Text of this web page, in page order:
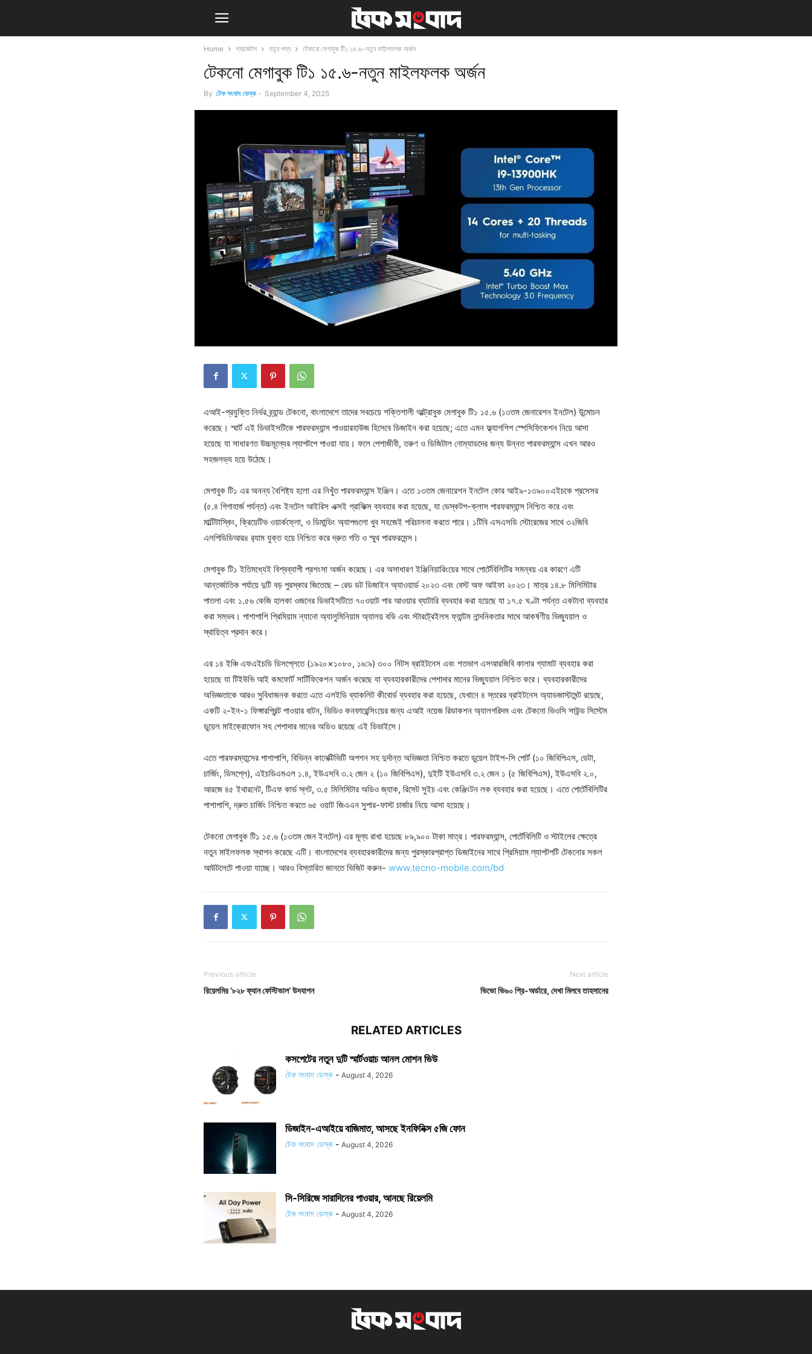
Home গ্যাজেটস নতুন পন্য টেকনো মেগাবুক টি১ ১৫.৬-নতুন মাইলফলক অর্জন
টেকনো মেগাবুক টি১ ১৫.৬-নতুন মাইলফলক অর্জন
By টেক সংবাদ ডেস্ক - September 4, 2025
এআই-প্রযুক্তি নির্ভর ব্র্যান্ড টেকনো, বাংলাদেশে তাদের সবচেয়ে শক্তিশালী আল্ট্রাবুক মেগাবুক টি১ ১৫.৬ (১৩তম জেনারেশন ইনটেল) উন্মোচন
করেছে। স্মার্ট এই ডিভাইসটিকে পারফরম্যান্স পাওয়ারহাউজ হিসেবে ডিজাইন করা হয়েছে; এতে এমন ফ্ল্যাগশিপ স্পেসিফিকেশন নিয়ে আসা
হয়েছে যা সাধারণত উচ্চমূল্যের ল্যাপটপে পাওয়া যায়। ফলে পেশাজীবী, তরুণ ও ডিজিটাল নোম্যাডদের জন্য উন্নত পারফরম্যান্স এখন আরও
সহজলভ্য হয়ে উঠেছে।
মেগাবুক টি১ এর অনন্য বৈশিষ্ট্য হলো এর নিখুঁত পারফরম্যান্স ইঞ্জিন। এতে ১৩তম জেনারেশন ইনটেল কোর আই৯-১৩৯০০এইচকে প্রসেসর
(৫.৪ গিগাহার্জ পর্যন্ত) এবং ইনটেল আইরিস এক্সই গ্রাফিক্স ব্যবহার করা হয়েছে, যা ডেস্কটপ-ক্লাস পারফরম্যান্স নিশ্চিত করে এবং
মাল্টিটাস্কিং, ক্রিয়েটিভ ওয়ার্কফ্লো, ও ডিমান্ডিং অ্যাপগুলো খুব সহজেই পরিচালনা করতে পারে। ১টিবি এসএসডি স্টোরেজের সাথে ৩২জিবি
এলপিডিডিআর৪ র‍্যাম যুক্ত হয়ে নিশ্চিত করে দ্রুত গতি ও স্মুথ পারফরমেন্স।
মেগাবুক টি১ ইতিমধ্যেই বিশ্বব্যাপী প্রশংসা অর্জন করেছে। এর অসাধারণ ইঞ্জিনিয়ারিংয়ের সাথে পোর্টেবিলিটির সমন্বয় এর কারণে এটি
আন্তর্জাতিক পর্যায়ে দুটি বড় পুরস্কার জিতেছে – রেড ডট ডিজাইন অ্যাওয়ার্ড ২০২৩ এবং বেস্ট অফ আইফা ২০২৩। মাত্র ১৪.৮ মিলিমিটার
পাতলা এবং ১.৫৬ কেজি হালকা ওজনের ডিভাইসটিতে ৭০ওয়াট পার আওয়ার ব্যাটারি ব্যবহার করা হয়েছে যা ১৭.৫ ঘণ্টা পর্যন্ত একটানা ব্যবহার
করা সম্ভব। পাশাপাশি প্রিমিয়াম ন্যানো অ্যালুমিনিয়াম অ্যালয় বডি এবং স্টারট্রেইলস ফ্যান্টম নান্দনিকতার সাথে আকর্ষণীয় ভিজ্যুয়াল ও
স্থায়িত্ব প্রদান করে।
এর ১৪ ইঞ্চি এফএইচডি ডিসপ্লেতে (১৯২০×১০৮০, ১৬:৯) ৩০০ নিটস ব্রাইটনেস এবং শতভাগ এসআরজিবি কালার গ্যামাট ব্যবহার করা
হয়েছে যা টিইউভি আই কমফোর্ট সার্টিফিকেশন অর্জন করেছে যা ব্যবহারকারীদের পেশাদার মানের ভিজ্যুয়াল নিশ্চিত করে। ব্যবহারকারীদের
অভিজ্ঞতাকে আরও সুবিধাজনক করতে এতে এলইডি ব্যাকলিট কীবোর্ড ব্যবহার করা হয়েছে, যেখানে ৪ স্তরের ব্রাইটনেস অ্যাডজাস্টমেন্ট রয়েছে,
একটি ২-ইন-১ ফিঙ্গারপ্রিন্ট পাওয়ার বাটন, ভিডিও কনফারেন্সিংয়ের জন্য এআই নয়েজ রিডাকশন অ্যালগরিদম এবং টেকনো ভিওসি সাউন্ড সিস্টেম
ডুয়েল মাইক্রোফোন সহ পেশাদার মানের অডিও রয়েছে এই ডিভাইসে।
এতে পারফরম্যান্সের পাশাপাশি, বিভিন্ন কানেক্টিভিটি অপশন সহ দুর্দান্ত অভিজ্ঞতা নিশ্চিত করতে ডুয়েল টাইপ-সি পোর্ট (১০ জিবিপিএস, ডেটা,
চার্জিং, ডিসপ্লে), এইচডিএমএল ১.৪, ইউএসবি ৩.২ জেন ২ (১০ জিবিপিএস), দুইটি ইউএসবি ৩.২ জেন ১ (৫ জিবিপিএস), ইউএসবি ২.০,
আরজে ৪৫ ইথারনেট, টিএফ কার্ড স্লট, ৩.৫ মিলিমিটার অডিও জ্যাক, রিসেট সুইচ এবং কেঞ্জিংটন লক ব্যবহার করা হয়েছে। এতে পোর্টেবিলিটির
পাশাপাশি, দ্রুত চার্জিং নিশ্চিত করতে ৬৫ ওয়াট জিএএন সুপার-ফাস্ট চার্জার নিয়ে আসা হয়েছে।
টেকনো মেগাবুক টি১ ১৫.৬ (১৩তম জেন ইনটেল) এর মূল্য রাখা হয়েছে ৮৯,৯০০ টাকা মাত্র। পারফরম্যান্স, পোর্টেবিলিটি ও স্টাইলের ক্ষেত্রে
নতুন মাইলফলক স্থাপন করেছে এটি। বাংলাদেশের ব্যবহারকারীদের জন্য পুরস্কারপ্রাপ্ত ডিজাইনের সাথে প্রিমিয়াম ল্যাপটপটি টেকনোর সকল
আউটলেটে পাওয়া যাচ্ছে। আরও বিস্তারিত জানতে ভিজিট করুন- www.tecno-mobile.com/bd
Previous article
রিয়েলমির ‘৮২৮ ফ্যান ফেস্টিভাল’ উদযাপন
Next article
ভিভো ভি৬০ প্রি-অর্ডারে, দেখা মিলবে তাহসানের
RELATED ARTICLES
কসপেটের নতুন দুটি স্মার্টওয়াচ আনল মোশন ভিউ
টেক সংবাদ ডেস্ক - August 4, 2026
ডিজাইন-এআইয়ে বাজিমাত, আসছে ইনফিনিক্স ৫জি ফোন
টেক সংবাদ ডেস্ক - August 4, 2026
সি-সিরিজে সারাদিনের পাওয়ার, আনছে রিয়েলমি
টেক সংবাদ ডেস্ক - August 4, 2026